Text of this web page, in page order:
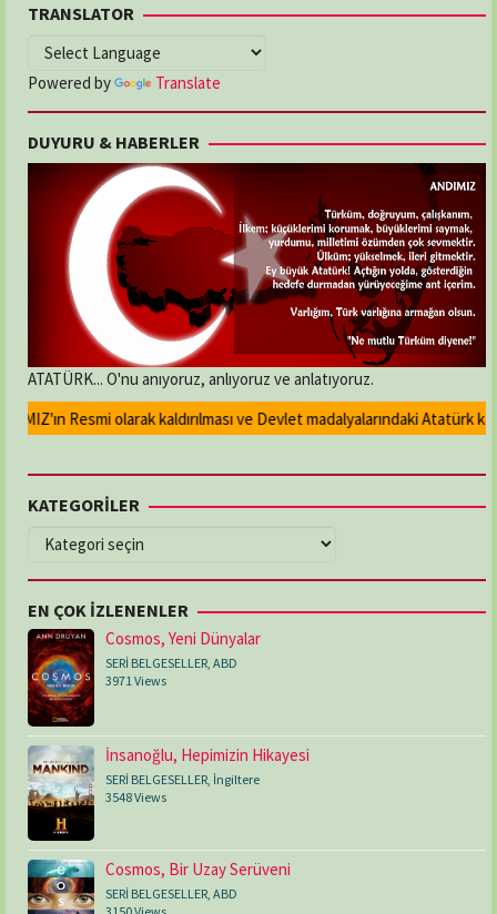
TRANSLATOR
Powered by Translate
DUYURU & HABERLER
ATATÜRK... O'nu anıyoruz, anlıyoruz ve anlatıyoruz.
Resmi olarak kaldırılması ve Devlet madalyalarındaki Atatürk
KATEGORİLER
KATEGORİLER
EN ÇOK İZLENENLER
Cosmos, Yeni Dünyalar
SERİ BELGESELLER, ABD
3971 Views
İnsanoğlu, Hepimizin Hikayesi
SERİ BELGESELLER, İngiltere
3548 Views
Cosmos, Bir Uzay Serüveni
SERİ BELGESELLER ABD